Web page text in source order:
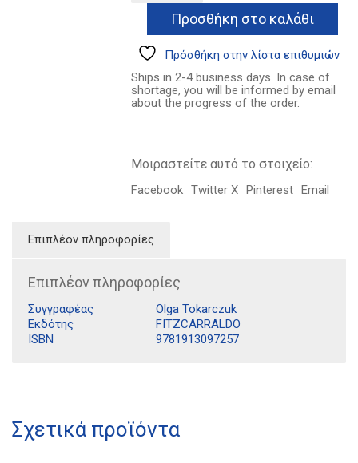
Plow
the
Bones
the
Dead
Προσθήκη στο καλάθι
Πρόσθήκη στην λίστα επιθυμιών
Ships in 2-4 business days. In case of
shortage, you will be informed by email
about the progress of the order.
Μοιραστείτε αυτό το στοιχείο:
Facebook Twitter X Pinterest Email
Επιπλέον πληροφορίες
Επιπλέον πληροφορίες
Συγγραφέας
Olga Tokarczuk
Εκδότης
FITZCARRALDO
ISBN
9781913097257
Σχετικά προϊόντα
Διδότου 34, Αθήνα 106 80
kombrai.bs@gmail.com